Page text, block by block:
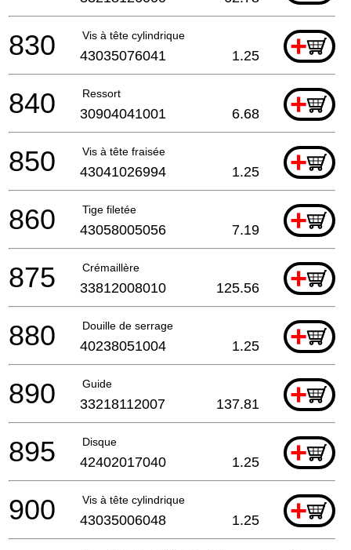
Vis à tête cylindrique +
830 43035076041 1.25
Ressort +
840 30904041001 6.68
Vis à tête fraisée +
850 43041026994 1.25
Tige filetée +
860 43058005056 7.19
Crémaillère +
875 33812008010 125.56
Douille de serrage +
880 40238051004 1.25
Guide +
890 33218112007 137.81
Disque +
895 42402017040 1.25
Vis à tête cylindrique +
900 43035006048 1.25